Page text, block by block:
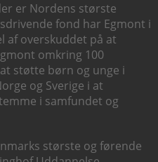
er Nordens største
fond har Egmont i
af overskuddet på at
omkring 100
støtte børn og unge i
og Sverige i at
i samfundet og
største og førende